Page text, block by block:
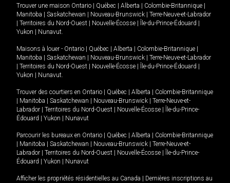
Trouver une maison Ontario Québec Alberta Colombie-Britannique
Manitoba
Saskatchewan Nouveau-Brunswick
Terre-Neuve-et-Labrador
Territoires du Nord-Ouest Nouvelle-Écosse Île-du-Prince-Édouard
Yukon
Nunavut.
Maisons à louer - Ontario Québec Alberta Colombie-Britannique
Manitoba
Saskatchewan Nouveau-Brunswick
Terre-Neuve-et-Labrador
Territoires du Nord-Ouest Nouvelle-Écosse Île-du-Prince-Édouard
Yukon
Nunavut.
Trouver des courtiers en Ontario Québec Alberta
Colombie-Britannique
Manitoba Saskatchewan Nouveau-Brunswick
Terre-Neuve-et-
Labrador
Territoires du Nord-Ouest Nouvelle-Écosse
Île-du-Prince-
Édouard
Yukon Nunavut
Parcourir les bureaux en Ontario Québec Alberta
Colombie-Britannique
Manitoba Saskatchewan Nouveau-Brunswick
Terre-Neuve-et-
Labrador
Territoires du Nord-Ouest Nouvelle-Écosse
Île-du-Prince-
Édouard
Yukon Nunavut
Afficher les propriétés résidentielles au Canada
Dernières inscriptions au